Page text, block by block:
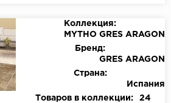
Коллекция:
MYTHO GRES ARAGON
Бренд:
GRES ARAGON
Страна:
Испания
Товаров в коллекции:
24